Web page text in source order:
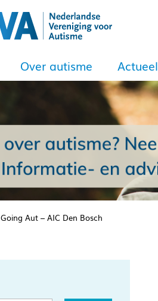
Over autisme Actueel
Going Aut – AIC Den Bosch